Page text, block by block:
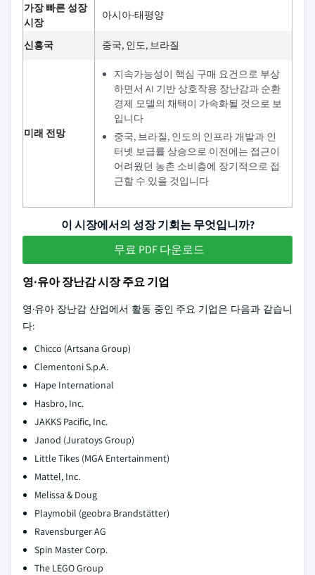
가장 빠른 성장
시장
아시아-태평양
신흥국 중국, 인도, 브라질
미래 전망
지속가능성이 핵심 구매 요건으로 부상
하면서 AI 기반 상호작용 장난감과 순환
경제 모델의 채택이 가속화될 것으로 보
입니다
중국, 브라질, 인도의 인프라 개발과 인
터넷 보급률 상승으로 이전에는 접근이
어려웠던 농촌 소비층에 장기적으로 접
근할 수 있을 것입니다
이 시장에서의 성장 기회는 무엇입니까?
무료 PDF 다운로드
영·유아 장난감 시장 주요 기업
영·유아 장난감 산업에서 활동 중인 주요 기업은 다음과 같습니
다:
Chicco (Artsana Group)
Clementoni S.p.A.
Hape International
Hasbro, Inc.
JAKKS Pacific, Inc.
Janod (Juratoys Group)
Little Tikes (MGA Entertainment)
Mattel, Inc.
Melissa & Doug
Playmobil (geobra Brandstätter)
Ravensburger AG
Spin Master Corp.
The LEGO Group